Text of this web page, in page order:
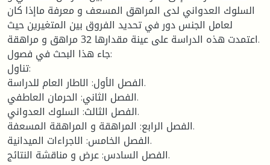
السلوك العدواني لدى المراهق المسعف و معرفة ماإذا كان
لعامل الجنس دور في تحديد الفروق بين المتغيرين حيث
اعتمدت هذه الدراسة على عينة مقدارها 32 مراهق و مراهقة.
جاء هذا البحث في فصول:
تناول:
الفصل الأول: الاطار العام للدراسة.
الفصل الثاني: الحرمان العاطفي.
الفصل الثالث: السلوك العدواني.
الفصل الرابع: المراهقة و المراهقة المسعفة.
الفصل الخامس: الاجراءات الميدانية.
الفصل السادس: عرض و مناقشة النتائج.